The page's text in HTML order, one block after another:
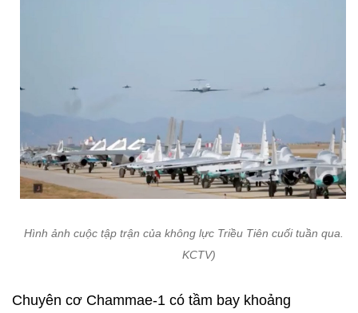
Hình ảnh cuộc tập trận của không lực Triều Tiên cuối tuần qua.
KCTV)
Chuyên cơ Chammae-1 có tầm bay khoảng